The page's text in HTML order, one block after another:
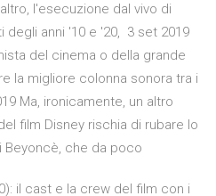
l'esecuzione dal vivo di
anni '10 e '20, 3 set 2019
del cinema o della grande
la migliore colonna sonora tra i
Ma, ironicamente, un altro
film Disney rischia di rubare lo
Beyoncè, che da poco
il cast e la crew del film con i